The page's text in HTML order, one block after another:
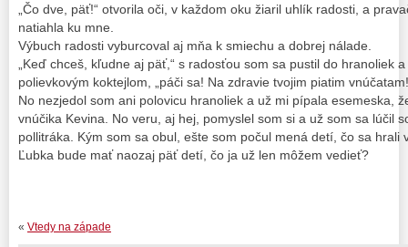
„Čo dve, päť!“ otvorila oči, v každom oku žiaril uhlík radosti, a
natiahla ku mne.
Výbuch radosti vyburcoval aj mňa k smiechu a dobrej nálade.
„Keď chceš, kľudne aj päť,“ s radosťou som sa pustil do hranoliek
polievkovým koktejlom, „páči sa! Na zdravie tvojim piatim
No nezjedol som ani polovicu hranoliek a už mi pípala esemeska,
vnúčika Kevina. No veru, aj hej, pomyslel som si a už som sa lúčil
pollitráka. Kým som sa obul, ešte som počul mená detí, čo sa hrali
Ľubka bude mať naozaj päť detí, čo ja už len môžem vedieť?
« Vtedy na západe